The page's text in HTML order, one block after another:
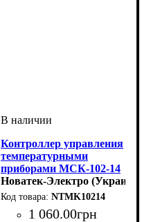
Контроллер управления
температурными
приборами МСК-102-14
Новатек-Электро (Украина)
NTMK10214
1 060.00грн